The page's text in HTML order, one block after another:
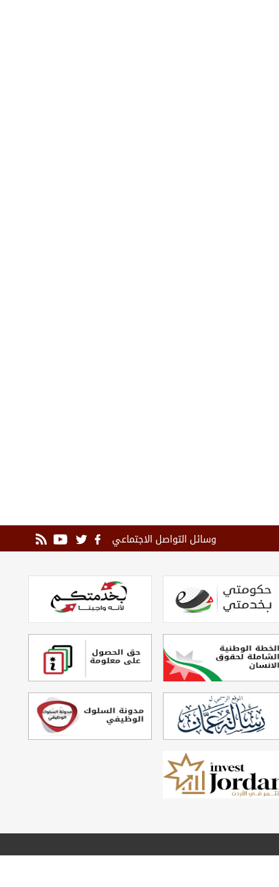
وسائل التواصل الاجتماعي